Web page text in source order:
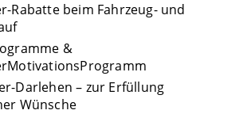
Rabatte beim Fahrzeug- und
&
Darlehen – zur Erfüllung
Wünsche